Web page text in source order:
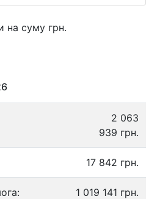
на суму грн.
2 063
939 грн.
17 842 грн.
1 019 141 грн.